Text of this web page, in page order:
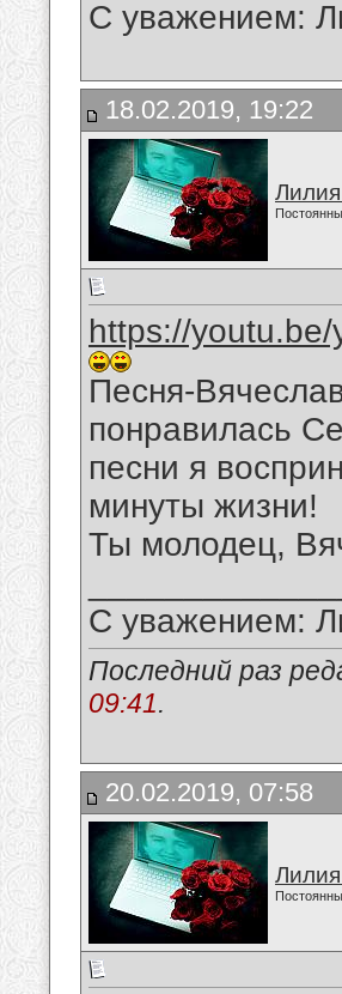
С уважением:
18.02.2019, 19:22
https://
Песня-
понравилась
песни я
минуты жизни!
Ты молодец,
С уважением:
Последний раз
09:41.
20.02.2019, 07:58